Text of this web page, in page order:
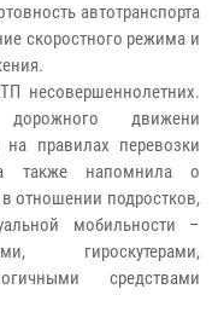
автотранспорта
скоростного режима и
несовершеннолетних.
движени
правилах перевозки
а также напомнила о
отношении подростков,
мобильности –
гироскутерами,
средствами